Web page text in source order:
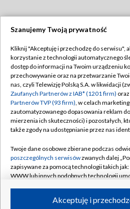
TVP
Abonament TVP
Emisja w TVP
Centrum informacji TVP
Naziemna Telewizja Cyfrowa
Rada Programowa
System NOS
Informacje o nadawcy
Program dla prasy
Regulamin
Polityka
Moje
Pomoc
Kontakt
Kanały
Szanujemy Twoją prywatność
Kliknij "Akceptuję i przechodzę do serwisu",
korzystanie z technologii automatycznego
dostęp do informacji na Twoim urządzeniu
przechowywanie oraz na przetwarzanie
nas, czyli Telewizję Polską S.A. w likwidacji
Zaufanych Partnerów z IAB* (1201 firm)
Partnerów TVP (93 firm), w celach
zautomatyzowanego dopasowania reklam
mierzenia ich skuteczności) i pozostałych,
także zgody na udostępnianie przez nas
Twoje dane osobowe zbierane podczas
poszczególnych serwisówzwanych dalej
zapisywane za pomocą technologii takich
WWW lub innych podobnych technologii
ruchu w Internecie.Akceptuję i